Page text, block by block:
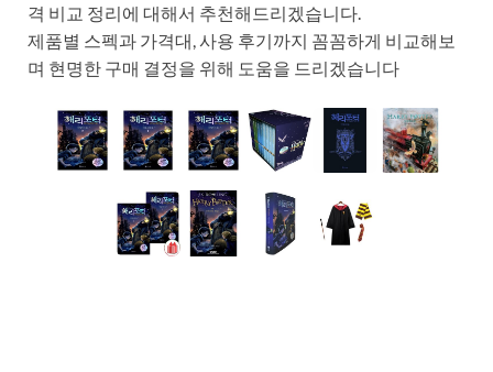
격 비교 정리에 대해서 추천해드리겠습니다.
제품별 스펙과 가격대, 사용 후기까지 꼼꼼하게 비교해보
며 현명한 구매 결정을 위해 도움을 드리겠습니다